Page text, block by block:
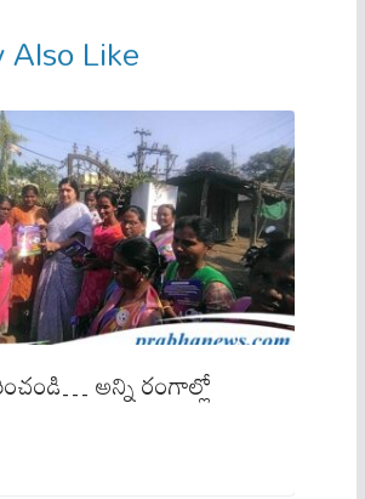
Like
అన్ని రంగాల్లో